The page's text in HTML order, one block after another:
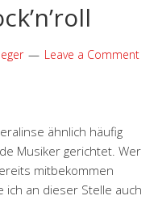
Leave a Comment
ähnlich häufig
Musiker gerichtet. Wer
mitbekommen
an dieser Stelle auch